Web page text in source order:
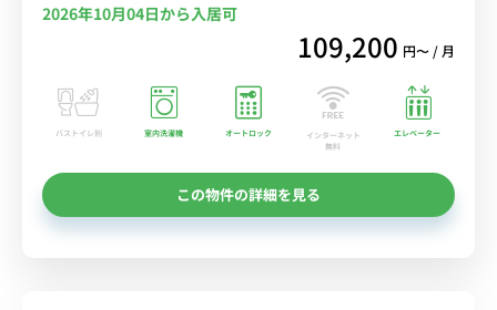
2026年10月04日から入居可
109,200 円〜 / 月
バストイレ別 室内洗濯機 オートロック
インターネット
無料
エレベーター
この物件の詳細を見る